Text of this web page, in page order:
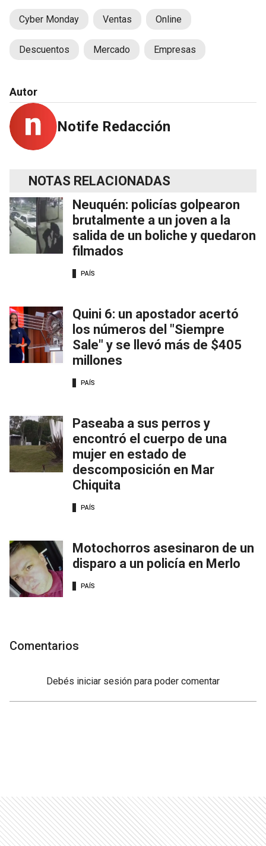
Cyber Monday Ventas Online
Descuentos Mercado Empresas
Autor
Notife Redacción
NOTAS RELACIONADAS
Neuquén: policías golpearon
brutalmente a un joven a la
salida de un boliche y quedaron
filmados
PAÍS
Quini 6: un apostador acertó
los números del "Siempre
Sale" y se llevó más de $405
millones
PAÍS
Paseaba a sus perros y
encontró el cuerpo de una
mujer en estado de
descomposición en Mar
Chiquita
PAÍS
Motochorros asesinaron de un
disparo a un policía en Merlo
PAÍS
Comentarios
Debés iniciar sesión para poder comentar